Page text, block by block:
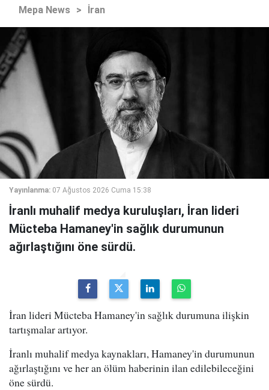
Mepa News > İran
Yayınlanma: 07 Ağustos 2026 Cuma 15:38
İranlı muhalif medya kuruluşları, İran lideri
Mücteba Hamaney'in sağlık durumunun
ağırlaştığını öne sürdü.
İran lideri Mücteba Hamaney'in sağlık durumuna ilişkin
tartışmalar artıyor.
İranlı muhalif medya kaynakları, Hamaney'in durumunun
ağırlaştığını ve her an ölüm haberinin ilan edilebileceğini
öne sürdü.